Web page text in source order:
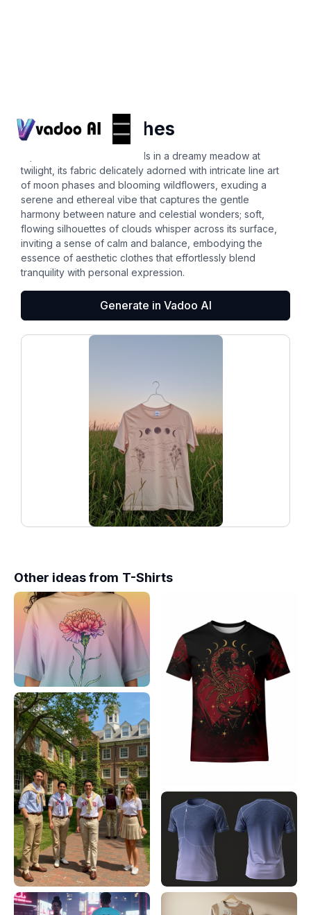
aesthetic clothes
A pastel-hued t-shirt unfolds in a dreamy meadow at
twilight, its fabric delicately adorned with intricate line art
of moon phases and blooming wildflowers, exuding a
serene and ethereal vibe that captures the gentle
harmony between nature and celestial wonders; soft,
flowing silhouettes of clouds whisper across its surface,
inviting a sense of calm and balance, embodying the
essence of aesthetic clothes that effortlessly blend
tranquility with personal expression.
Generate in Vadoo AI
Other ideas from T-Shirts